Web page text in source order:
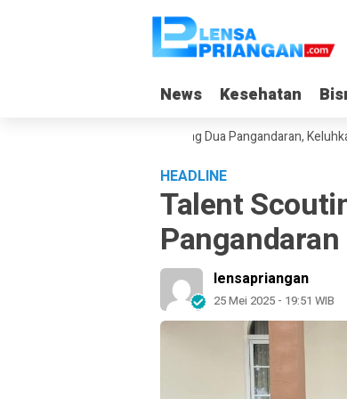
News Kesehatan
News Kesehatan
Sekitar SPPG Pananjung Dua Pangandaran, Keluhkan Pola
HEADLINE
Talent
lensapriangan
25 Mei 2025 - 19:51 WIB